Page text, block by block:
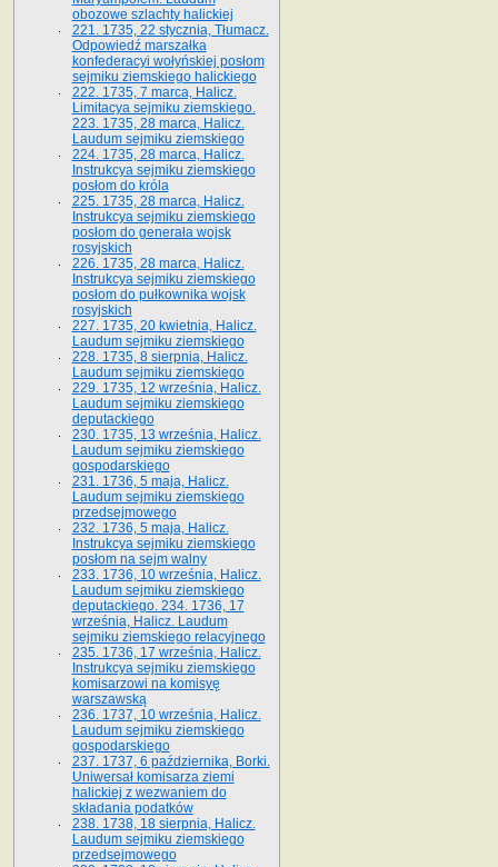
obozowe szlachty halickiej
221. 1735, 22 stycznia, Tłumacz.
Odpowiedź marszałka
konfederacyi wołyńskiej posłom
sejmiku ziemskiego halickiego
222. 1735, 7 marca, Halicz.
Limitacya sejmiku ziemskiego.
223. 1735, 28 marca, Halicz.
Laudum sejmiku ziemskiego
224. 1735, 28 marca, Halicz.
Instrukcya sejmiku ziemskiego
posłom do króla
225. 1735, 28 marca, Halicz.
Instrukcya sejmiku ziemskiego
posłom do generała wojsk
rosyjskich
226. 1735, 28 marca, Halicz.
Instrukcya sejmiku ziemskiego
posłom do pułkownika wojsk
rosyjskich
227. 1735, 20 kwietnia, Halicz.
Laudum sejmiku ziemskiego
228. 1735, 8 sierpnia, Halicz.
Laudum sejmiku ziemskiego
229. 1735, 12 września, Halicz.
Laudum sejmiku ziemskiego
deputackiego
230. 1735, 13 września, Halicz.
Laudum sejmiku ziemskiego
gospodarskiego
231. 1736, 5 maja, Halicz.
Laudum sejmiku ziemskiego
przedsejmowego
232. 1736, 5 maja, Halicz.
Instrukcya sejmiku ziemskiego
posłom na sejm walny
233. 1736, 10 września, Halicz.
Laudum sejmiku ziemskiego
deputackiego. 234. 1736, 17
września, Halicz. Laudum
sejmiku ziemskiego relacyjnego
235. 1736, 17 września, Halicz.
Instrukcya sejmiku ziemskiego
komisarzowi na komisyę
warszawską
236. 1737, 10 września, Halicz.
Laudum sejmiku ziemskiego
gospodarskiego
237. 1737, 6 października, Borki.
Uniwersał komisarza ziemi
halickiej z wezwaniem do
składania podatków
238. 1738, 18 sierpnia, Halicz.
Laudum sejmiku ziemskiego
przedsejmowego